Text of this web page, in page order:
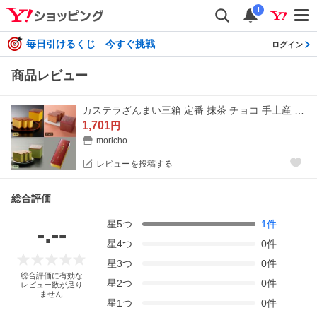
i
毎日引けるくじ 今すぐ挑戦 ログイン
商品レビュー
1,701円
moricho
レビューを投稿する
総合評価
-.--
総合評価に有効な
レビュー数が足り
ません
星5つ 1件
星4つ 0件
星3つ 0件
星2つ 0件
星1つ 0件